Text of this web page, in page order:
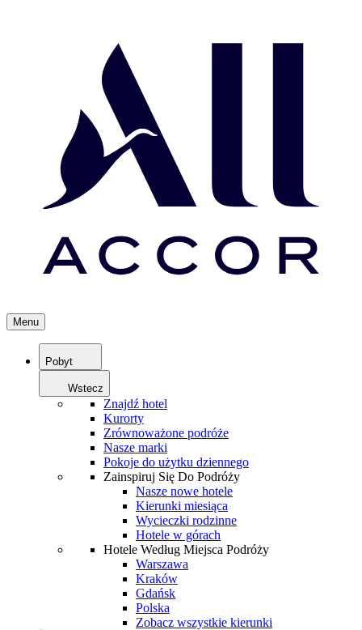
Menu
Pobyt
Wstecz
Znajdź hotel
Kurorty
Zrównoważone podróże
Nasze marki
Pokoje do użytku dziennego
Zainspiruj Się Do Podróży
Nasze nowe hotele
Kierunki miesiąca
Wycieczki rodzinne
Hotele w górach
Hotele Według Miejsca Podróży
Warszawa
Kraków
Gdańsk
Polska
Zobacz wszystkie kierunki